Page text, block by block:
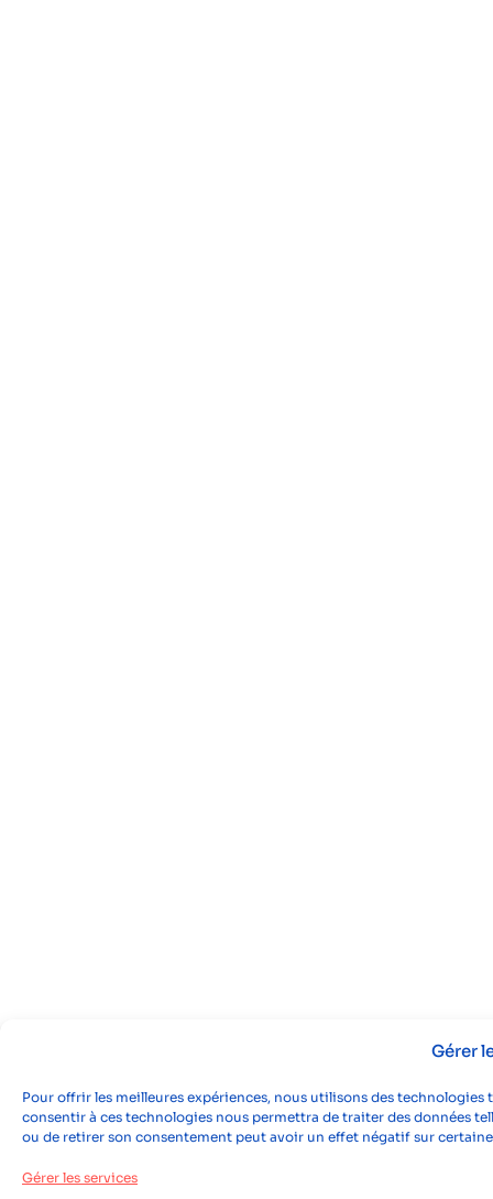
Gérer
Pour offrir les meilleures expériences, nous utilisons des
consentir à ces technologies nous permettra de traiter des données
ou de retirer son consentement peut avoir un effet négatif sur
Gérer les services